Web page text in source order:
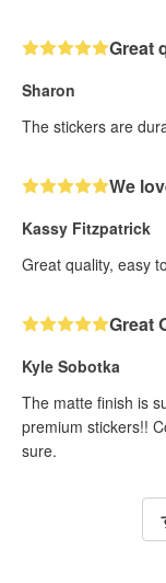
Great
Sharon
The stickers are
We
Kassy Fitzpatrick
Great quality, easy
Great
Kyle Sobotka
The matte finish is
premium stickers!!
sure.